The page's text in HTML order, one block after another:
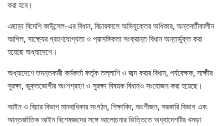
করা হবে।
এছাড়া বিদেশি কাউন্সেল-এর বিধান, বিচারকালে অভিযুক্তের অধিকার, অন্তবর্তীকালীন
আপিল, সাক্ষ্যের গ্রহণযোগ্যতা ও প্রাসঙ্গিকতা সংক্রান্ত বিধান অন্তর্ভুক্ত করা
হয়েছে অধ্যাদেশে।
অধ্যাদেশে তদন্তকারী কর্মকর্তা কর্তৃক তল্লাশি ও জব্দ করার বিধান, পর্যবেক্ষক, সাক্ষীর
সুরক্ষা, ভুক্তভোগীর অংশগ্রহণ ও সুরক্ষা বিষয়ক বিধানও সংযোজন করা হয়েছে।
আইন ও বিচার বিভাগ মানবাধিকার সংগঠন, শিক্ষাবিদ, অংশীজন, সরকারি বিভাগ এবং
আন্তর্জাতিক আইন বিশেষজ্ঞদের সঙ্গে আলোচনার ভিত্তিতে অধ্যাদেশটির খসড়া